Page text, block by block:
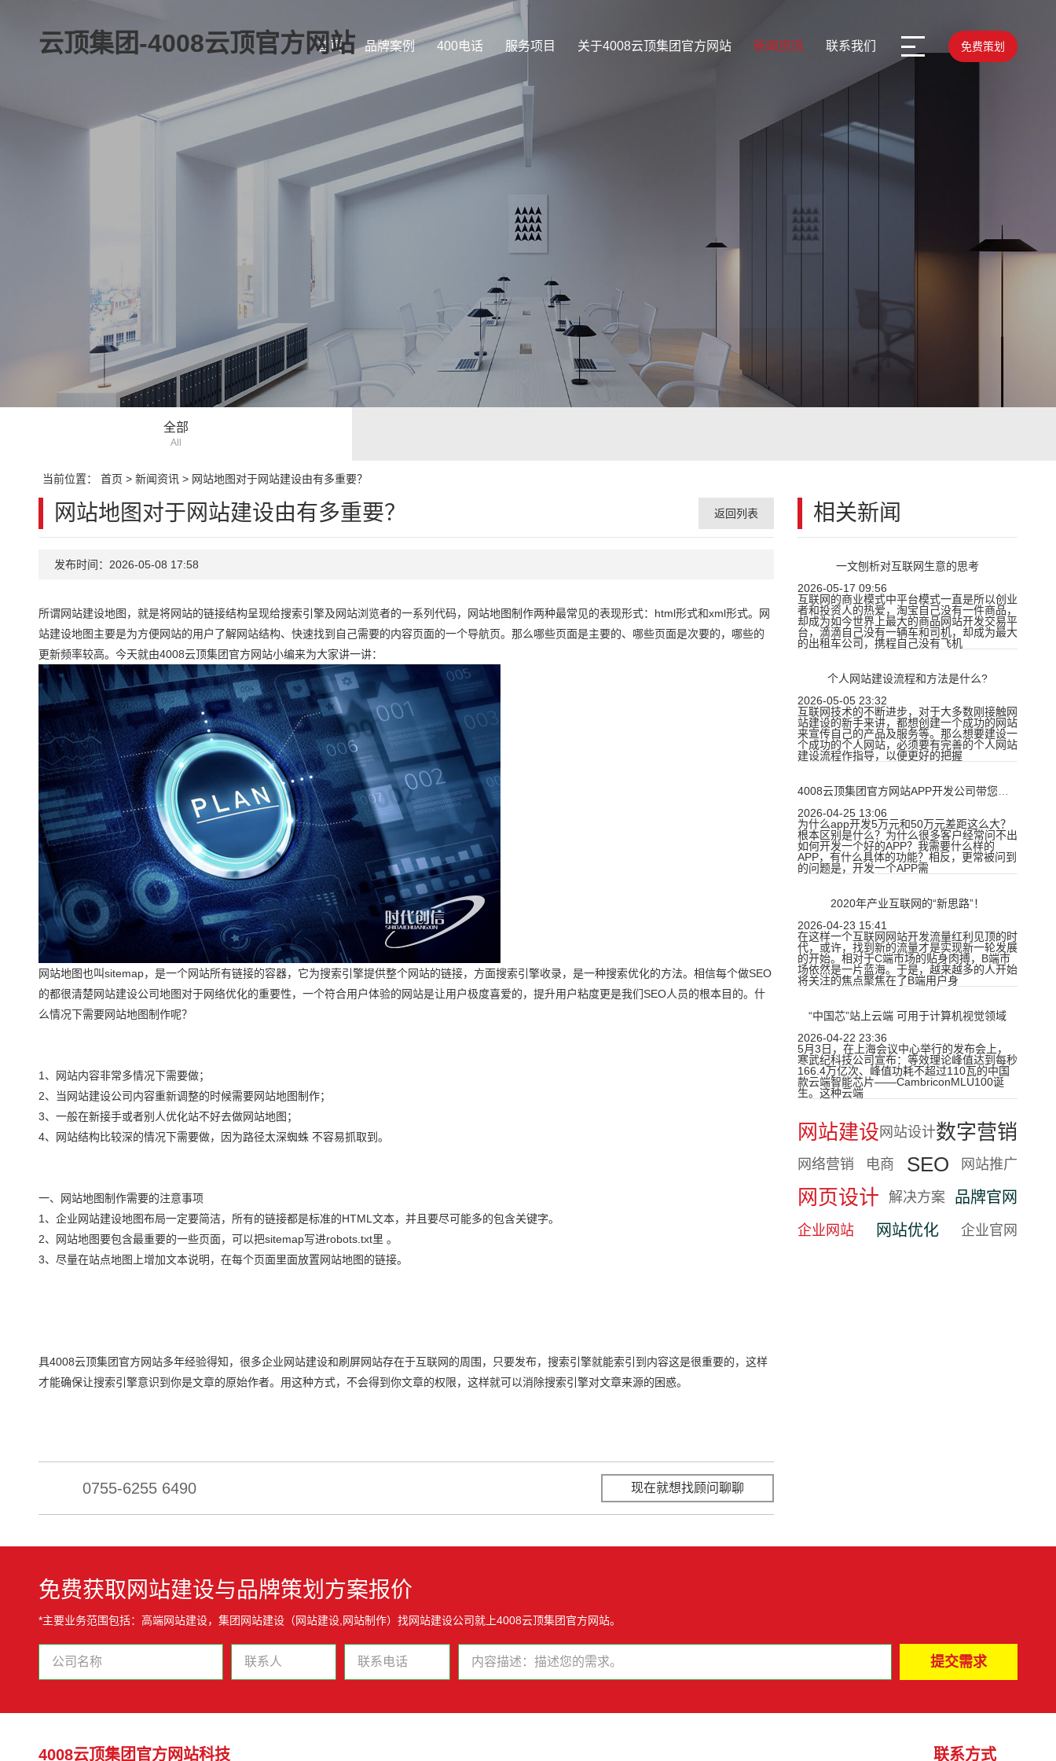
云顶集团-4008云顶官方网站
首页 品牌案例 400电话 服务项目 关于4008云顶集团官方网站 新闻资讯 联系我们 免费策划
全部
All
当前位置： 首页 > 新闻资讯> 网站地图对于网站建设由有多重要？
相关新闻
一文刨析对互联网生意的思考
2026-05-17 09:56
互联网的商业模式中平台模式一直是所以创业
者和投资人的热爱，淘宝自己没有一件商品，
却成为如今世界上最大的商品网站开发交易平
台，滴滴自己没有一辆车和司机，却成为最大
的出租车公司，携程自己没有飞机
个人网站建设流程和方法是什么?
2026-05-05 23:32
互联网技术的不断进步，对于大多数刚接触网
站建设的新手来讲，都想创建一个成功的网站
来宣传自己的产品及服务等。那么想要建设一
个成功的个人网站，必须要有完善的个人网站
建设流程作指导，以便更好的把握
2026-04-25 13:06
为什么app开发5万元和50万元差距这么大？
根本区别是什么？为什么很多客户经常问不出
如何开发一个好的APP？我需要什么样的
APP，有什么具体的功能？相反，更常被问到
的问题是，开发一个APP需
2020年产业互联网的“新思路”！
2026-04-23 15:41
在这样一个互联网网站开发流量红利见顶的时
代，或许，找到新的流量才是实现新一轮发展
的开始。相对于C端市场的贴身肉搏，B端市
场依然是一片蓝海。于是，越来越多的人开始
将关注的焦点聚焦在了B端用户身
“中国芯”站上云端 可用于计算机视觉领域
2026-04-22 23:36
5月3日，在上海会议中心举行的发布会上，
寒武纪科技公司宣布：等效理论峰值达到每秒
166.4万亿次、峰值功耗不超过110瓦的中国
款云端智能芯片——CambriconMLU100诞
生。这种云端
网站建设 网站设计数字营销
网络营销 电商 SEO 网站推广
网页设计 解决方案 品牌官网
企业网站 网站优化 企业官网
网站地图对于网站建设由有多重要？ 返回列表
发布时间：2026-05-08 17:58
所谓网站建设地图，就是将网站的链接结构呈现给搜索引擎及网站浏览者的一系列代码，网站地图制作两种最常见的表现形式：html形式和xml形式。网
站建设地图主要是为方便网站的用户了解网站结构、快速找到自己需要的内容页面的一个导航页。那么哪些页面是主要的、哪些页面是次要的，哪些的
更新频率较高。今天就由4008云顶集团官方网站小编来为大家讲一讲：
网站地图也叫sitemap，是一个网站所有链接的容器，它为搜索引擎提供整个网站的链接，方面搜索引擎收录，是一种搜索优化的方法。相信每个做SEO
的都很清楚网站建设公司地图对于网络优化的重要性，一个符合用户体验的网站是让用户极度喜爱的，提升用户粘度更是我们SEO人员的根本目的。什
么情况下需要网站地图制作呢？
1、网站内容非常多情况下需要做；
2、当网站建设公司内容重新调整的时候需要网站地图制作；
3、一般在新接手或者别人优化站不好去做网站地图；
4、网站结构比较深的情况下需要做，因为路径太深蜘蛛 不容易抓取到。
一、网站地图制作需要的注意事项
1、企业网站建设地图布局一定要简洁，所有的链接都是标准的HTML文本，并且要尽可能多的包含关键字。
2、网站地图要包含最重要的一些页面，可以把sitemap写进robots.txt里 。
3、尽量在站点地图上增加文本说明，在每个页面里面放置网站地图的链接。
具4008云顶集团官方网站多年经验得知，很多企业网站建设和刷屏网站存在于互联网的周围，只要发布，搜索引擎就能索引到内容这是很重要的，这样
才能确保让搜索引擎意识到你是文章的原始作者。用这种方式，不会得到你文章的权限，这样就可以消除搜索引擎对文章来源的困惑。
0755-6255 6490 现在就想找顾问聊聊
免费获取网站建设与品牌策划方案报价
*主要业务范围包括：高端网站建设，集团网站建设（网站建设,网站制作）找网站建设公司就上4008云顶集团官方网站。
4008云顶集团官方网站科技 联系方式